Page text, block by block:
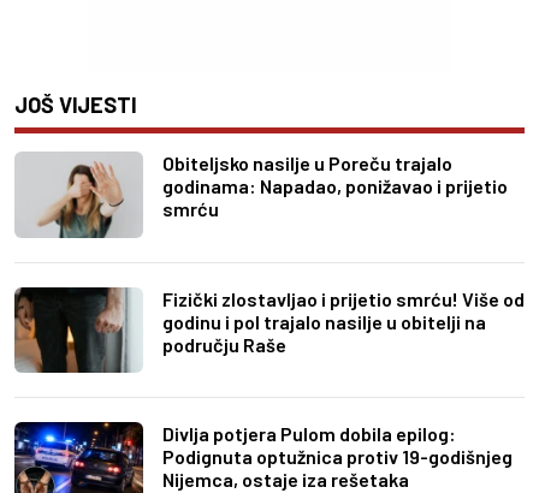
JOŠ VIJESTI
Obiteljsko nasilje u Poreču trajalo
godinama: Napadao, ponižavao i prijetio
smrću
Fizički zlostavljao i prijetio smrću! Više od
godinu i pol trajalo nasilje u obitelji na
području Raše
Divlja potjera Pulom dobila epilog:
Podignuta optužnica protiv 19-godišnjeg
Nijemca, ostaje iza rešetaka